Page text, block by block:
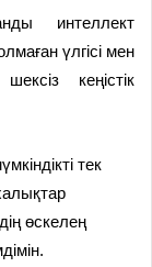
интеллект
үлгісі мен
кеңістік
тек
өскелең